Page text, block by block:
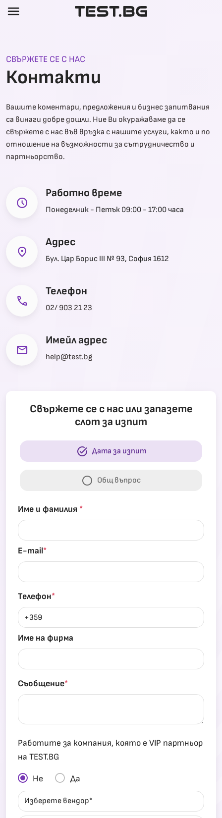
menu
СВЪРЖЕТЕ СЕ С НАС
Контакти
Вашите коментари, предложения и бизнес запитвания
са винаги добре дошли. Ние Ви окуражаваме да се
свържете с нас във връзка с нашите услуги, както и по
отношение на възможности за сътрудничество и
партньорство.
schedule
Работно време
Понеделник - Петък 09:00 - 17:00 часа
location_on
Адрес
Бул. Цар Борис III № 93, София 1612
phone
Телефон
02/ 903 21 23
mail
Имейл адрес
help@test.bg
Свържете се с нас или запазете
слот за изпит
task_alt Дата за изпит
circle Общ въпрос
Име и фамилия *
E-mail*
Телефон*
Име на фирма
Съобщение*
Работите за компания, която е VIP партньор
на TEST.BG
Не Да